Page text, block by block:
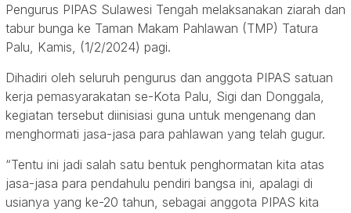
Pengurus PIPAS Sulawesi Tengah melaksanakan ziarah dan
tabur bunga ke Taman Makam Pahlawan (TMP) Tatura
Palu, Kamis, (1/2/2024) pagi.
Dihadiri oleh seluruh pengurus dan anggota PIPAS satuan
kerja pemasyarakatan se-Kota Palu, Sigi dan Donggala,
kegiatan tersebut diinisiasi guna untuk mengenang dan
menghormati jasa-jasa para pahlawan yang telah gugur.
“Tentu ini jadi salah satu bentuk penghormatan kita atas
jasa-jasa para pendahulu pendiri bangsa ini, apalagi di
usianya yang ke-20 tahun, sebagai anggota PIPAS kita